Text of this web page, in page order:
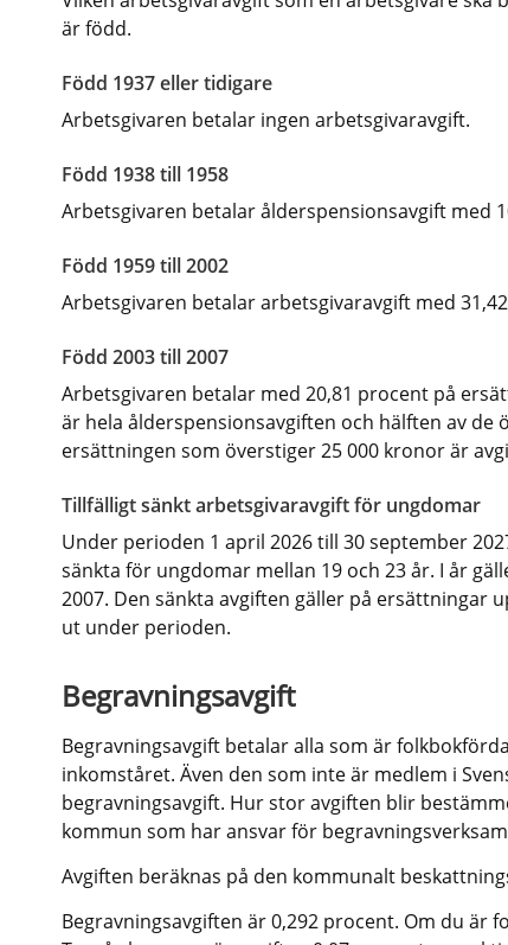
är född.
Född 1937 eller tidigare
Arbetsgivaren betalar ingen arbetsgivaravgift.
Född 1938 till 1958
Arbetsgivaren betalar ålderspensionsavgift med
Född 1959 till 2002
Arbetsgivaren betalar arbetsgivaravgift med
Född 2003 till 2007
Arbetsgivaren betalar med 20,81 procent på
är hela ålderspensionsavgiften och hälften av de
ersättningen som överstiger 25 000 kronor är
Tillfälligt sänkt arbetsgivaravgift för ungdomar
Under perioden 1 april 2026 till 30 september
sänkta för ungdomar mellan 19 och 23 år. I år
2007. Den sänkta avgiften gäller på ersättningar
ut under perioden.
Begravningsavgift
Begravningsavgift betalar alla som är
inkomståret. Även den som inte är medlem i
begravningsavgift. Hur stor avgiften blir
kommun som har ansvar för
Avgiften beräknas på den kommunalt
Begravningsavgiften är 0,292 procent. Om du är